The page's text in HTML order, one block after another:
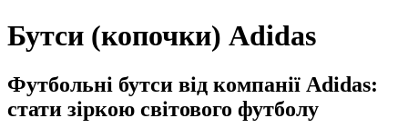
Бутси (копочки) Adidas
Футбольні бутси від компанії Adidas:
стати зіркою світового футболу